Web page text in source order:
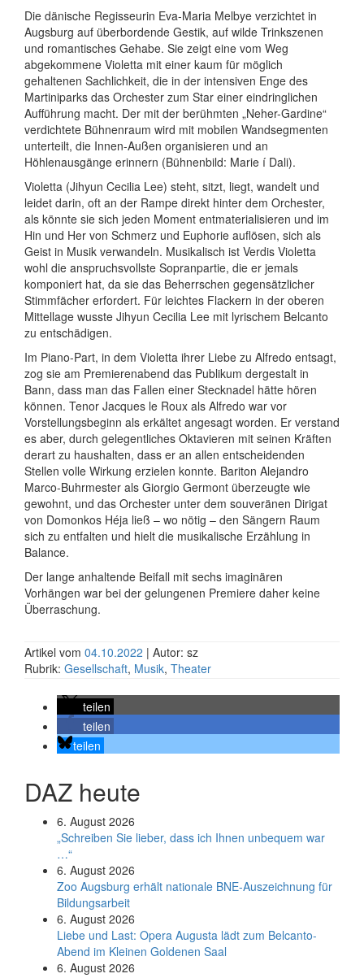
Die dänische Regisseurin Eva-Maria Melbye verzichtet in
Augsburg auf überbordende Gestik, auf wilde Trinkszenen
und romantisches Gehabe. Sie zeigt eine vom Weg
abgekommene Violetta mit einer kaum für möglich
gehaltenen Sachlichkeit, die in der intensiven Enge des
Martiniparks das Orchester zum Star einer eindringlichen
Aufführung macht. Der mit der berühmten „Neher-Gardine“
verdichtete Bühnenraum wird mit mobilen Wandsegmenten
unterteilt, die Innen-Außen organisieren und an
Höhlenausgänge erinnern (Bühnenbild: Marie í Dali).
Violetta (Jihyun Cecilia Lee) steht, sitzt, liegt, wandelt und
leidet darin, oft an der Rampe direkt hinter dem Orchester,
als könnte sie sich jeden Moment entmaterialisieren und im
Hin und Her von Schmerz und Euphorie auflösen, sich als
Geist in Musik verwandeln. Musikalisch ist Verdis Violetta
wohl die anspruchsvollste Sopranpartie, die er jemals
komponiert hat, da sie das Beherrschen gegensätzlicher
Stimmfächer erfordert. Für leichtes Flackern in der oberen
Mittellage wusste Jihyun Cecilia Lee mit lyrischem Belcanto
zu entschädigen.
Im Piano-Part, in dem Violetta ihrer Liebe zu Alfredo entsagt,
zog sie am Premierenabend das Publikum dergestalt in
Bann, dass man das Fallen einer Stecknadel hätte hören
können. Tenor Jacques le Roux als Alfredo war vor
Vorstellungsbeginn als erkältet angesagt worden. Er verstand
es aber, durch gelegentliches Oktavieren mit seinen Kräften
derart zu haushalten, dass er an allen entscheidenden
Stellen volle Wirkung erzielen konnte. Bariton Alejandro
Marco-Buhrmester als Giorgio Germont überzeugte wie
gewohnt, und das Orchester unter dem souveränen Dirigat
von Domonkos Héja ließ – wo nötig – den Sängern Raum
sich zu entfalten und hielt die musikalische Erzählung in
Balance.
Der lange anhaltende Beifall mit sechs imaginären
Vorhängen war bei der gelungenen Premiere daher keine
Überraschung.
Artikel vom 04.10.2022 | Autor: sz
Rubrik: Gesellschaft, Musik, Theater
teilen
teilen
teilen
DAZ heute
6. August 2026
„Schreiben Sie lieber, dass ich Ihnen unbequem war
…“
6. August 2026
Zoo Augsburg erhält nationale BNE-Auszeichnung für
Bildungsarbeit
6. August 2026
Liebe und Last: Opera Augusta lädt zum Belcanto-
Abend im Kleinen Goldenen Saal
6. August 2026